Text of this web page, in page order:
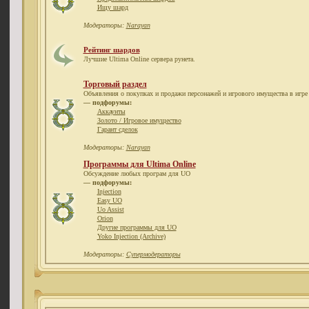
Ищу шард
Модераторы: Narayan
Рейтинг шардов
Лучшие Ultima Online сервера рунета.
Торговый раздел
Объявления о покупках и продажи персонажей и игрового имущества в
— подфорумы:
Аккаунты
Золото / Игровое имущество
Гарант сделок
Модераторы: Narayan
Программы для Ultima Online
Обсуждение любых програм для UO
— подфорумы:
Injection
Easy UO
Uo Assist
Orion
Другие программы для UO
Yoko Injection (Archive)
Модераторы: Супермодераторы